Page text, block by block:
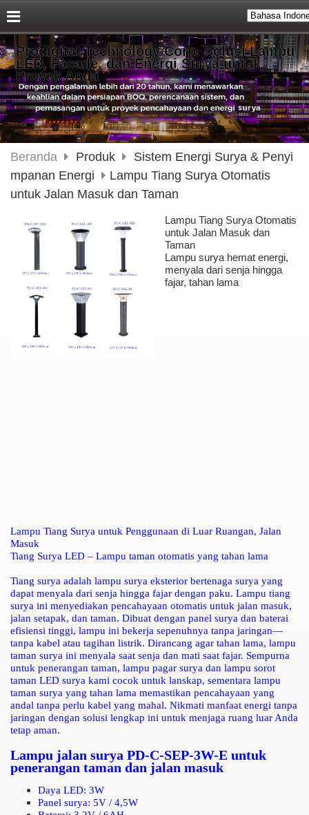
Prodigital Technology Corp. Solusi Lampu
LED, Facade, dan Energi Surya untuk
Proyek Anda
Beranda Produk
Sistem Energi Surya & Penyi
mpanan Energi
Lampu Tiang Surya Otomatis
untuk Jalan Masuk dan Taman
Lampu Tiang Surya Otomatis
untuk Jalan Masuk dan
Taman
Lampu surya hemat energi,
menyala dari senja hingga
fajar, tahan lama
Lampu Tiang Surya untuk Penggunaan di Luar Ruangan, Jalan
Masuk
Tiang Surya LED – Lampu taman otomatis yang tahan lama
Tiang surya adalah lampu surya eksterior bertenaga surya yang
dapat menyala dari senja hingga fajar dengan paku. Lampu tiang
surya ini menyediakan pencahayaan otomatis untuk jalan masuk,
jalan setapak, dan taman. Dibuat dengan panel surya dan baterai
efisiensi tinggi, lampu ini bekerja sepenuhnya tanpa jaringan—
tanpa kabel atau tagihan listrik. Dirancang agar tahan lama, lampu
taman surya ini menyala saat senja dan mati saat fajar. Sempurna
untuk penerangan taman, lampu pagar surya dan lampu sorot
taman LED surya kami cocok untuk lanskap, sementara lampu
taman surya yang tahan lama memastikan pencahayaan yang
andal tanpa perlu kabel yang mahal. Nikmati manfaat energi tanpa
jaringan dengan solusi lengkap ini untuk menjaga ruang luar Anda
tetap aman.
Lampu jalan surya PD-C-SEP-3W-E untuk
penerangan taman dan jalan masuk
Daya LED: 3W
Panel surya: 5V / 4,5W